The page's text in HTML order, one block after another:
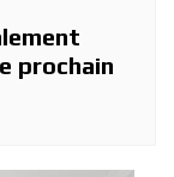
prochain